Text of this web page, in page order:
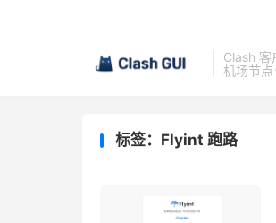
Clash 客
机场节
标签：Flyint 跑路